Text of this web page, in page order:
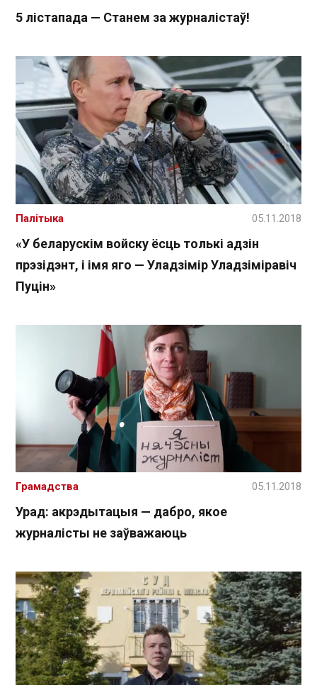
5 лістапада — Станем за журналістаў!
«У беларускім войску ёсць толькі адзін
прэзідэнт, і імя яго — Уладзімір Уладзіміравіч
Пуцін»
Палітыка 05.11.2018
Урад: акрэдытацыя — дабро, якое
журналісты не заўважаюць
Грамадства 05.11.2018